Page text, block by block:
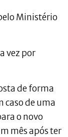
Ministério
vez por
de forma
caso de uma
o novo
mês após ter